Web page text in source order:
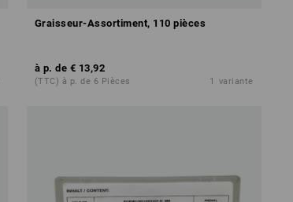
Graisseur-Assortiment, 110 pièces
à p. de € 13,92
(TTC) à p. de 6 Pièces 1 variante